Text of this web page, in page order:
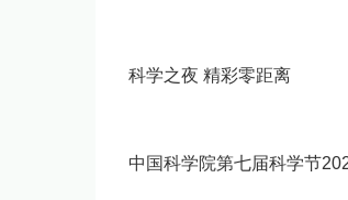
科学之夜 精彩零距离
中国科学院第七届科学节